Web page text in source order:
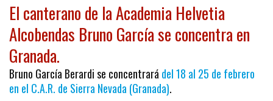
El canterano de la Academia Helvetia
Alcobendas Bruno García se concentra en
Granada.
Bruno García Berardi se concentrará del 18 al 25 de febrero
en el C.A.R. de Sierra Nevada (Granada).